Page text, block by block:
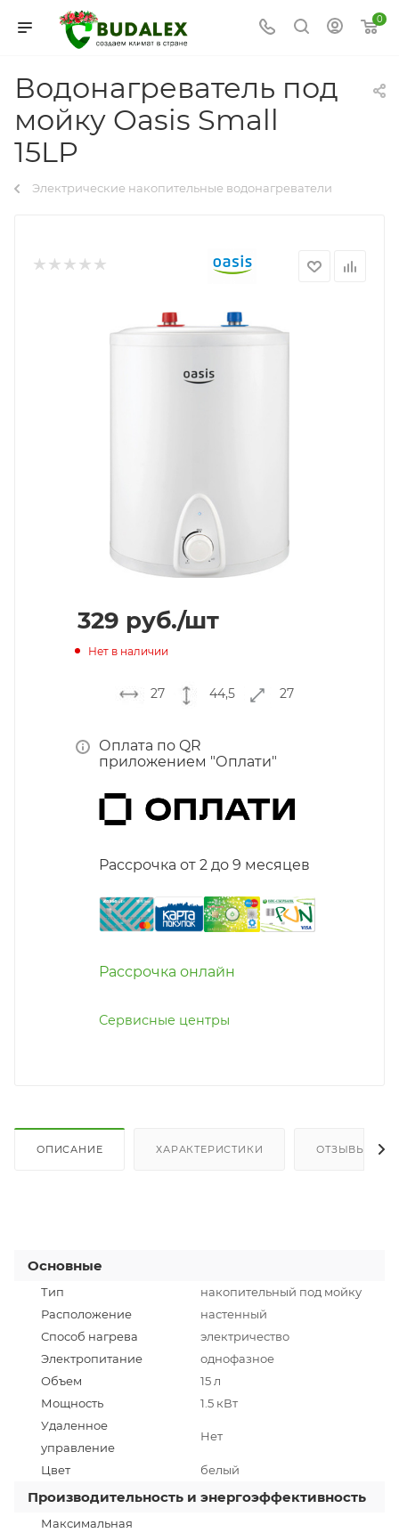
0
Водонагреватель под
мойку Oasis Small
15LP
Электрические накопительные водонагреватели
329 руб./шт
Нет в наличии
27 44,5 27
Оплата по QR
приложением "Оплати"
Рассрочка от 2 до 9 месяцев
Рассрочка онлайн
Сервисные центры
ОПИСАНИЕ ХАРАКТЕРИСТИКИ ОТЗЫВЫ
Основные
Тип
накопительный под мойку
Расположение
настенный
Способ нагрева
электричество
Электропитание
однофазное
Объем
15 л
Мощность
1.5 кВт
Удаленное
управление
Нет
Цвет белый
Производительность и энергоэффективность
Максимальная